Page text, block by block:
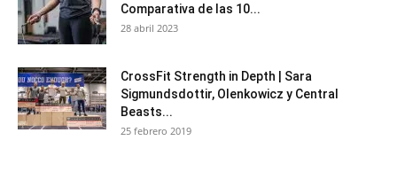
Comparativa de las 10...
28 abril 2023
CrossFit Strength in Depth | Sara
Sigmundsdottir, Olenkowicz y Central
Beasts...
25 febrero 2019